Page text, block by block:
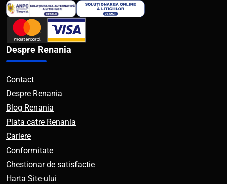
Despre Renania
Contact
Despre Renania
Blog Renania
Plata catre Renania
Cariere
Conformitate
Chestionar de satisfactie
Harta Site-ului